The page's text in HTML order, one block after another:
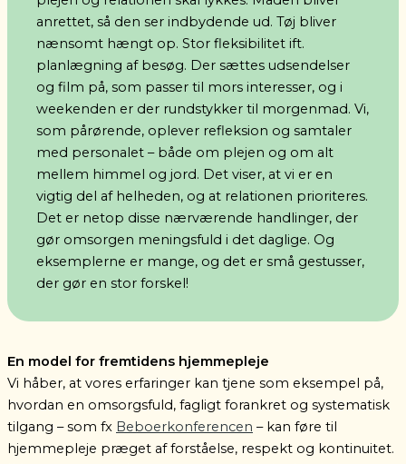
anrettet, så den ser indbydende ud. Tøj bliver
nænsomt hængt op. Stor fleksibilitet ift.
planlægning af besøg. Der sættes udsendelser
og film på, som passer til mors interesser, og i
weekenden er der rundstykker til morgenmad. Vi,
som pårørende, oplever refleksion og samtaler
med personalet – både om plejen og om alt
mellem himmel og jord. Det viser, at vi er en
vigtig del af helheden, og at relationen prioriteres.
Det er netop disse nærværende handlinger, der
gør omsorgen meningsfuld i det daglige. Og
eksemplerne er mange, og det er små gestusser,
der gør en stor forskel!
En model for fremtidens hjemmepleje
Vi håber, at vores erfaringer kan tjene som eksempel på,
hvordan en omsorgsfuld, fagligt forankret og systematisk
tilgang – som fx Beboerkonferencen – kan føre til
hjemmepleje præget af forståelse, respekt og kontinuitet.